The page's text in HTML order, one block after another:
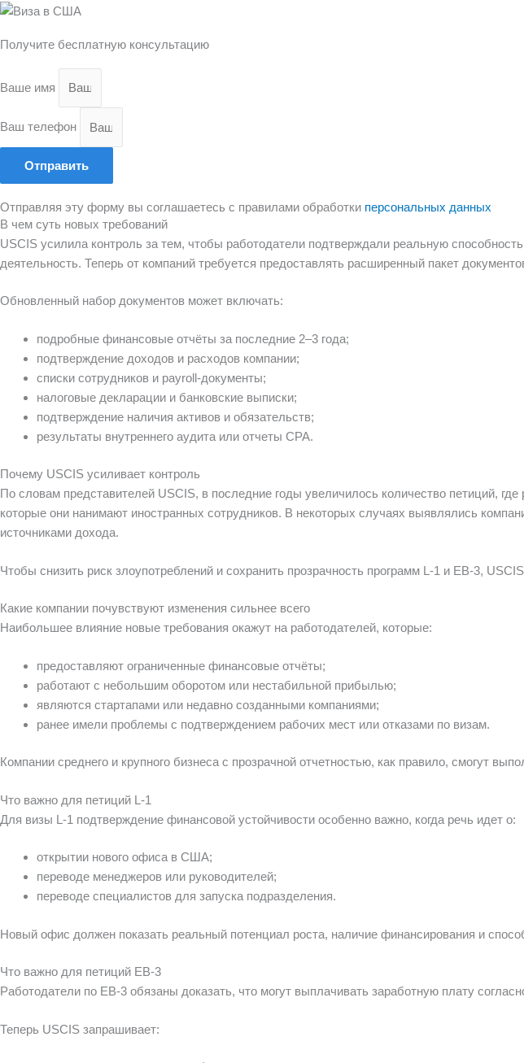
Получите бесплатную консультацию
Ваше имя
Ваш телефон
Отправить
Отправляя эту форму вы соглашаетесь с правилами обработки персональных данных
В чем суть новых требований
USCIS усилила контроль за тем, чтобы работодатели подтверждали реальную
деятельность. Теперь от компаний требуется предоставлять расширенный пакет
Обновленный набор документов может включать:
подробные финансовые отчёты за последние 2–3 года;
подтверждение доходов и расходов компании;
списки сотрудников и payroll-документы;
налоговые декларации и банковские выписки;
подтверждение наличия активов и обязательств;
результаты внутреннего аудита или отчеты CPA.
Почему USCIS усиливает контроль
По словам представителей USCIS, в последние годы увеличилось количество петиций,
которые они нанимают иностранных сотрудников. В некоторых случаях выявлялись
источниками дохода.
Чтобы снизить риск злоупотреблений и сохранить прозрачность программ L-1 и EB-3,
Какие компании почувствуют изменения сильнее всего
Наибольшее влияние новые требования окажут на работодателей, которые:
предоставляют ограниченные финансовые отчёты;
работают с небольшим оборотом или нестабильной прибылью;
являются стартапами или недавно созданными компаниями;
ранее имели проблемы с подтверждением рабочих мест или отказами по визам.
Компании среднего и крупного бизнеса с прозрачной отчетностью, как правило, смогут
Что важно для петиций L-1
Для визы L-1 подтверждение финансовой устойчивости особенно важно, когда речь идет о:
открытии нового офиса в США;
переводе менеджеров или руководителей;
переводе специалистов для запуска подразделения.
Новый офис должен показать реальный потенциал роста, наличие финансирования и
Что важно для петиций EB-3
Работодатели по EB-3 обязаны доказать, что могут выплачивать заработную плату
Теперь USCIS запрашивает: